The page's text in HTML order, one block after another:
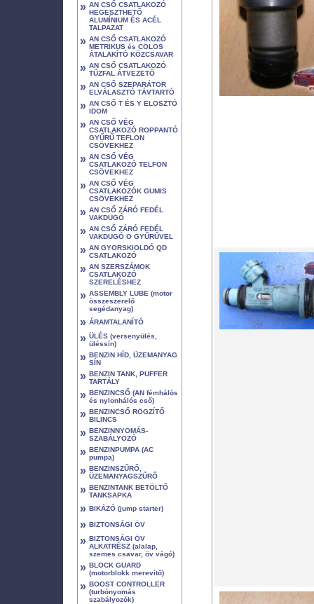
» AN CSŐ CSATLAKOZÓ
HEGESZTHETŐ
ALUMÍNIUM ÉS ACÉL
TALPAZAT
» AN CSŐ CSATLAKOZÓ
METRIKUS és COLOS
ÁTALAKÍTÓ KÖZCSAVAR
» AN CSŐ CSATLAKOZÓ
TŰZFAL ÁTVEZETŐ
» AN CSŐ SZEPARÁTOR
ELVÁLASZTÓ TÁVTARTÓ
» AN CSŐ T ÉS Y ELOSZTÓ
IDOM
» AN CSŐ VÉG
CSATLAKOZÓ ROPPANTÓ
GYŰRŰ TEFLON
CSÖVEKHEZ
» AN CSŐ VÉG
CSATLAKOZÓ TELFON
CSÖVEKHEZ
» AN CSŐ VÉG
CSATLAKOZÓK GUMIS
CSÖVEKHEZ
» AN CSŐ ZÁRÓ FEDÉL
VAKDUGÓ
» AN CSŐ ZÁRÓ FEDÉL
VAKDUGÓ O GYŰRŰVEL
» AN GYORSKIOLDÓ QD
CSATLAKOZÓ
» AN SZERSZÁMOK
CSATLAKOZÓ
SZERELÉSHEZ
» ASSEMBLY LUBE (motor
összeszerelő
segédanyag)
» ÁRAMTALANÍTÓ
» ÜLÉS (versenyülés,
üléssín)
» BENZIN HÍD, ÜZEMANYAG
SÍN
» BENZIN TANK, PUFFER
TARTÁLY
» BENZINCSŐ (AN fémhálós
és nylonhálós cső)
» BENZINCSŐ RÖGZÍTŐ
BILINCS
» BENZINNYOMÁS-
SZABÁLYOZÓ
» BENZINPUMPA (AC
pumpa)
» BENZINSZŰRŐ,
ÜZEMANYAGSZŰRŐ
» BENZINTANK BETÖLTŐ
TANKSAPKA
» BIKÁZÓ (jump starter)
» BIZTONSÁGI ÖV
» BIZTONSÁGI ÖV
ALKATRÉSZ (alalap,
szemes csavar, öv vágó)
» BLOCK GUARD
(motorblokk merevítő)
» BOOST CONTROLLER
(turbónyomás
szabályozók)